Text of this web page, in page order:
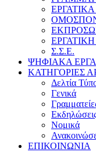
Σ.Σ.Ε.
ΨΗΦΙΑΚΑ
ΚΑΤΗΓΟΡΙΕΣ
Δελτία
Γενικά
Νομικά
ΕΠΙΚΟΙΝΩΝΙΑ